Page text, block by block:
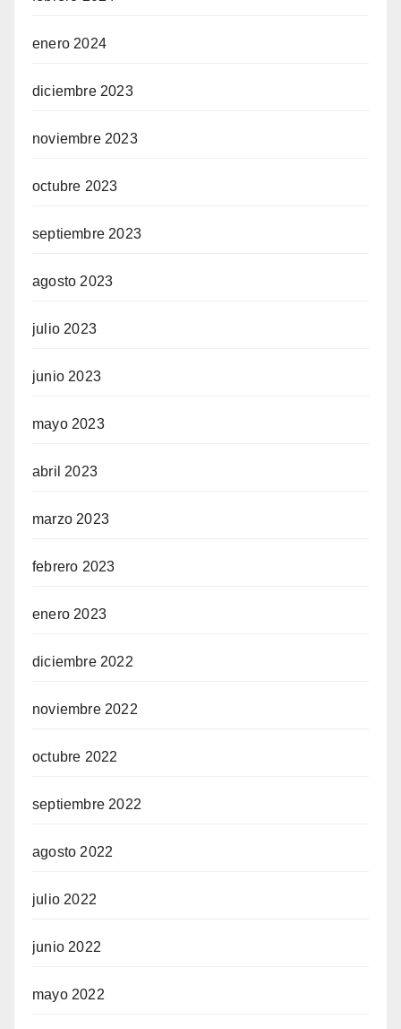
enero 2024
diciembre 2023
noviembre 2023
octubre 2023
septiembre 2023
agosto 2023
julio 2023
junio 2023
mayo 2023
abril 2023
marzo 2023
febrero 2023
enero 2023
diciembre 2022
noviembre 2022
octubre 2022
septiembre 2022
agosto 2022
julio 2022
junio 2022
mayo 2022